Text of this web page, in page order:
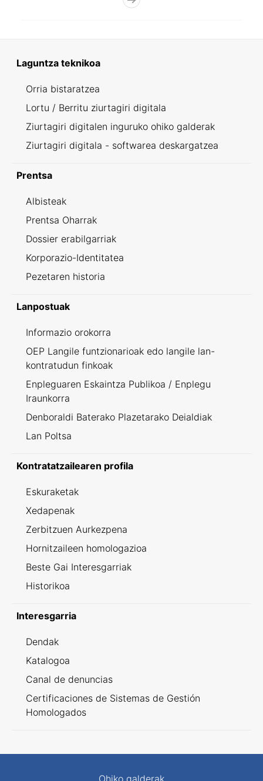
Laguntza teknikoa
Orria bistaratzea
Lortu / Berritu ziurtagiri digitala
Ziurtagiri digitalen inguruko ohiko galderak
Ziurtagiri digitala - softwarea deskargatzea
Prentsa
Albisteak
Prentsa Oharrak
Dossier erabilgarriak
Korporazio-Identitatea
Pezetaren historia
Lanpostuak
Informazio orokorra
OEP Langile funtzionarioak edo langile lan-
kontratudun finkoak
Enpleguaren Eskaintza Publikoa / Enplegu
Iraunkorra
Denboraldi Baterako Plazetarako Deialdiak
Lan Poltsa
Kontratatzailearen profila
Eskuraketak
Xedapenak
Zerbitzuen Aurkezpena
Hornitzaileen homologazioa
Beste Gai Interesgarriak
Historikoa
Interesgarria
Dendak
Katalogoa
Canal de denuncias
Certificaciones de Sistemas de Gestión
Homologados